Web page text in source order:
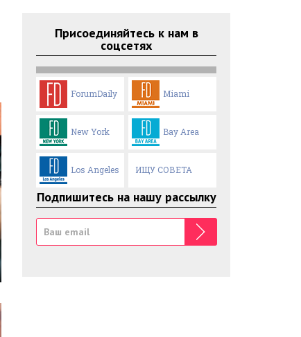
Присоединяйтесь к нам в
соцсетях
ForumDaily Miami
New York Bay Area
Los Angeles ИЩУ СОВЕТА
Подпишитесь на нашу рассылку